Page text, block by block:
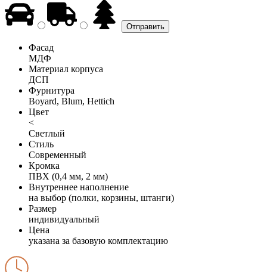
Фасад
МДФ
Материал корпуса
ДСП
Фурнитура
Boyard, Blum, Hettich
Цвет
<
Светлый
Стиль
Современный
Кромка
ПВХ (0,4 мм, 2 мм)
Внутреннее наполнение
на выбор (полки, корзины, штанги)
Размер
индивидуальный
Цена
указана за базовую комплектацию